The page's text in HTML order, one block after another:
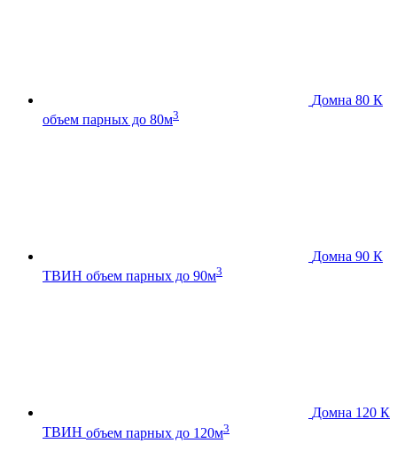
Домна 80 К
объем парных до 80м3
Домна 90 К
ТВИН объем парных до 90м3
Домна 120 К
ТВИН объем парных до 120м3